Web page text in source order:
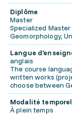
Diplôme
Master
Specialized
Geomorphology,
Langue
anglais
The course
written works
choose between
Modalité
À plein temps